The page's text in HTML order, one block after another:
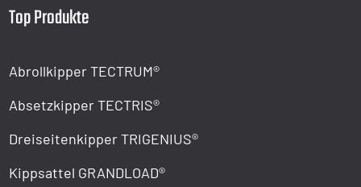
Top Produkte
Abrollkipper TECTRUM®
Absetzkipper TECTRIS®
Dreiseitenkipper TRIGENIUS®
Kippsattel GRANDLOAD®